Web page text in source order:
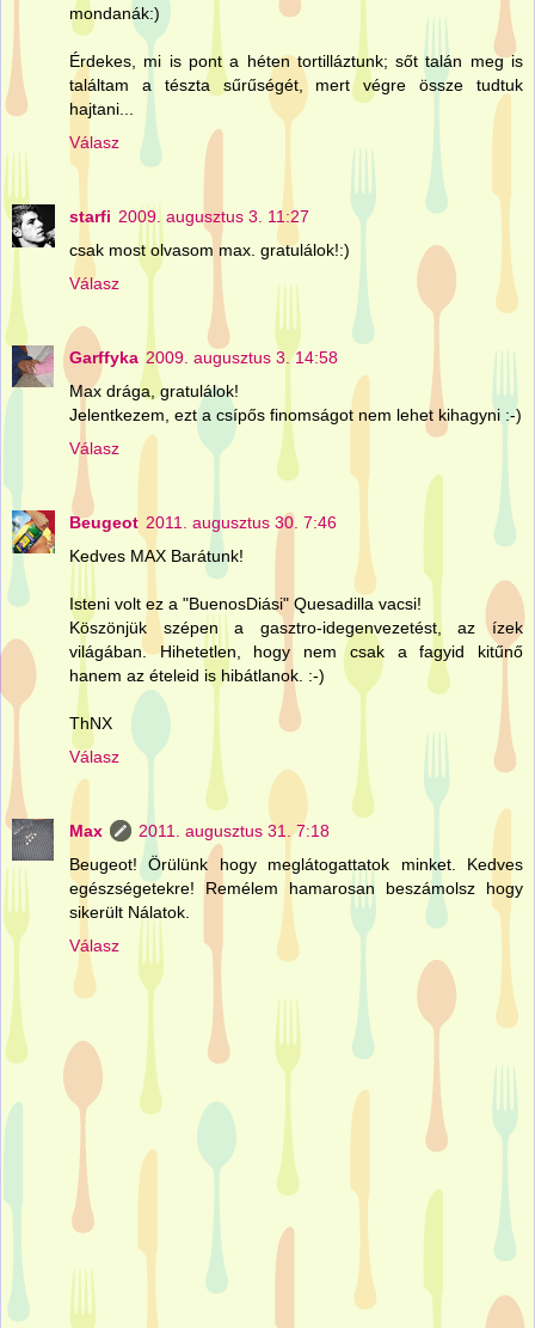
mondanák:)
Érdekes, mi is pont a héten tortilláztunk; sőt talán meg is
találtam a tészta sűrűségét, mert végre össze tudtuk
hajtani...
Válasz
starfi 2009. augusztus 3. 11:27
csak most olvasom max. gratulálok!:)
Válasz
Garffyka 2009. augusztus 3. 14:58
Max drága, gratulálok!
Jelentkezem, ezt a csípős finomságot nem lehet kihagyni :-)
Válasz
Beugeot 2011. augusztus 30. 7:46
Kedves MAX Barátunk!
Isteni volt ez a "BuenosDiási" Quesadilla vacsi!
Köszönjük szépen a gasztro-idegenvezetést, az ízek
világában. Hihetetlen, hogy nem csak a fagyid kitűnő
hanem az ételeid is hibátlanok. :-)
ThNX
Válasz
Max
2011. augusztus 31. 7:18
Beugeot! Örülünk hogy meglátogattatok minket. Kedves
egészségetekre! Remélem hamarosan beszámolsz hogy
sikerült Nálatok.
Válasz